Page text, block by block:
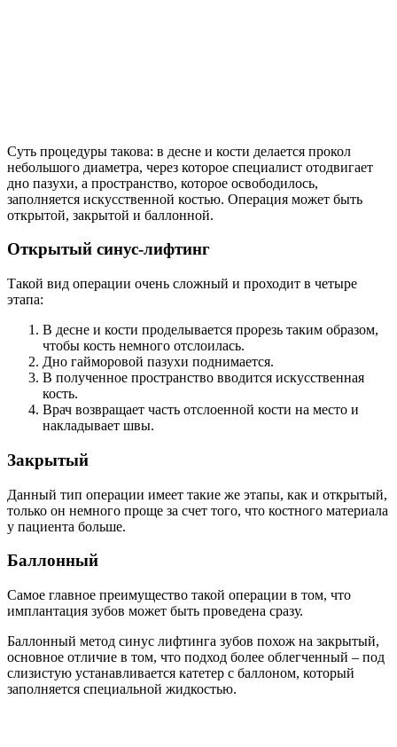
Суть процедуры такова: в десне и кости делается прокол
небольшого диаметра, через которое специалист отодвигает
дно пазухи, а пространство, которое освободилось,
заполняется искусственной костью. Операция может быть
открытой, закрытой и баллонной.
Открытый синус-лифтинг
Такой вид операции очень сложный и проходит в четыре
этапа:
В десне и кости проделывается прорезь таким образом,
чтобы кость немного отслоилась.
Дно гайморовой пазухи поднимается.
В полученное пространство вводится искусственная
кость.
Врач возвращает часть отслоенной кости на место и
накладывает швы.
Закрытый
Данный тип операции имеет такие же этапы, как и открытый,
только он немного проще за счет того, что костного материала
у пациента больше.
Баллонный
Самое главное преимущество такой операции в том, что
имплантация зубов может быть проведена сразу.
Баллонный метод синус лифтинга зубов похож на закрытый,
основное отличие в том, что подход более облегченный – под
слизистую устанавливается катетер с баллоном, который
заполняется специальной жидкостью.